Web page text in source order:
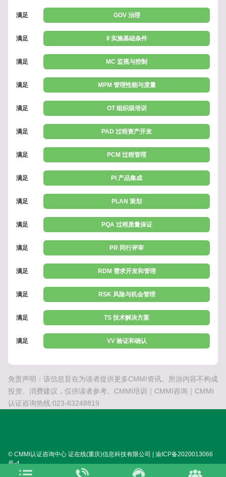
满足 GOV 治理
满足 II 实施基础条件
满足 MC 监视与控制
满足 MPM 管理性能与度量
满足 OT 组织级培训
满足 PAD 过程资产开发
满足 PCM 过程管理
满足 PI 产品集成
满足 PLAN 策划
满足 PQA 过程质量保证
满足 PR 同行评审
满足 RDM 需求开发和管理
满足 RSK 风险与机会管理
满足 TS 技术解决方案
满足 VV 验证和确认
免责声明：该信息旨在为读者提供更多CMMI资讯。所涉内容不构成
投资、消费建议，仅供读者参考。CMMI培训｜CMMI咨询｜CMMI
认证咨询热线:023-63248819
© CMMI认证咨询中心 证在线(重庆)信息科技有限公司 | 渝ICP备2020013066
号-4